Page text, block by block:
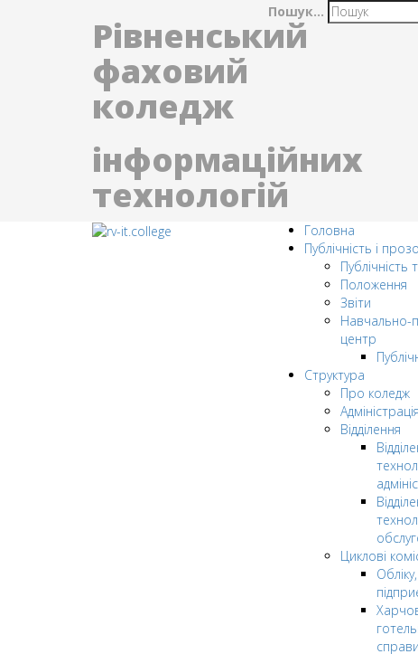
Рівненський
фаховий
коледж
інформаційних
технологій
Пошук...
Головна
Публічність і
Публічність
Положення
Звіти
Навчально-
центр
Структура
Про коледж
Адміністрація
Відділення
Циклові
справи